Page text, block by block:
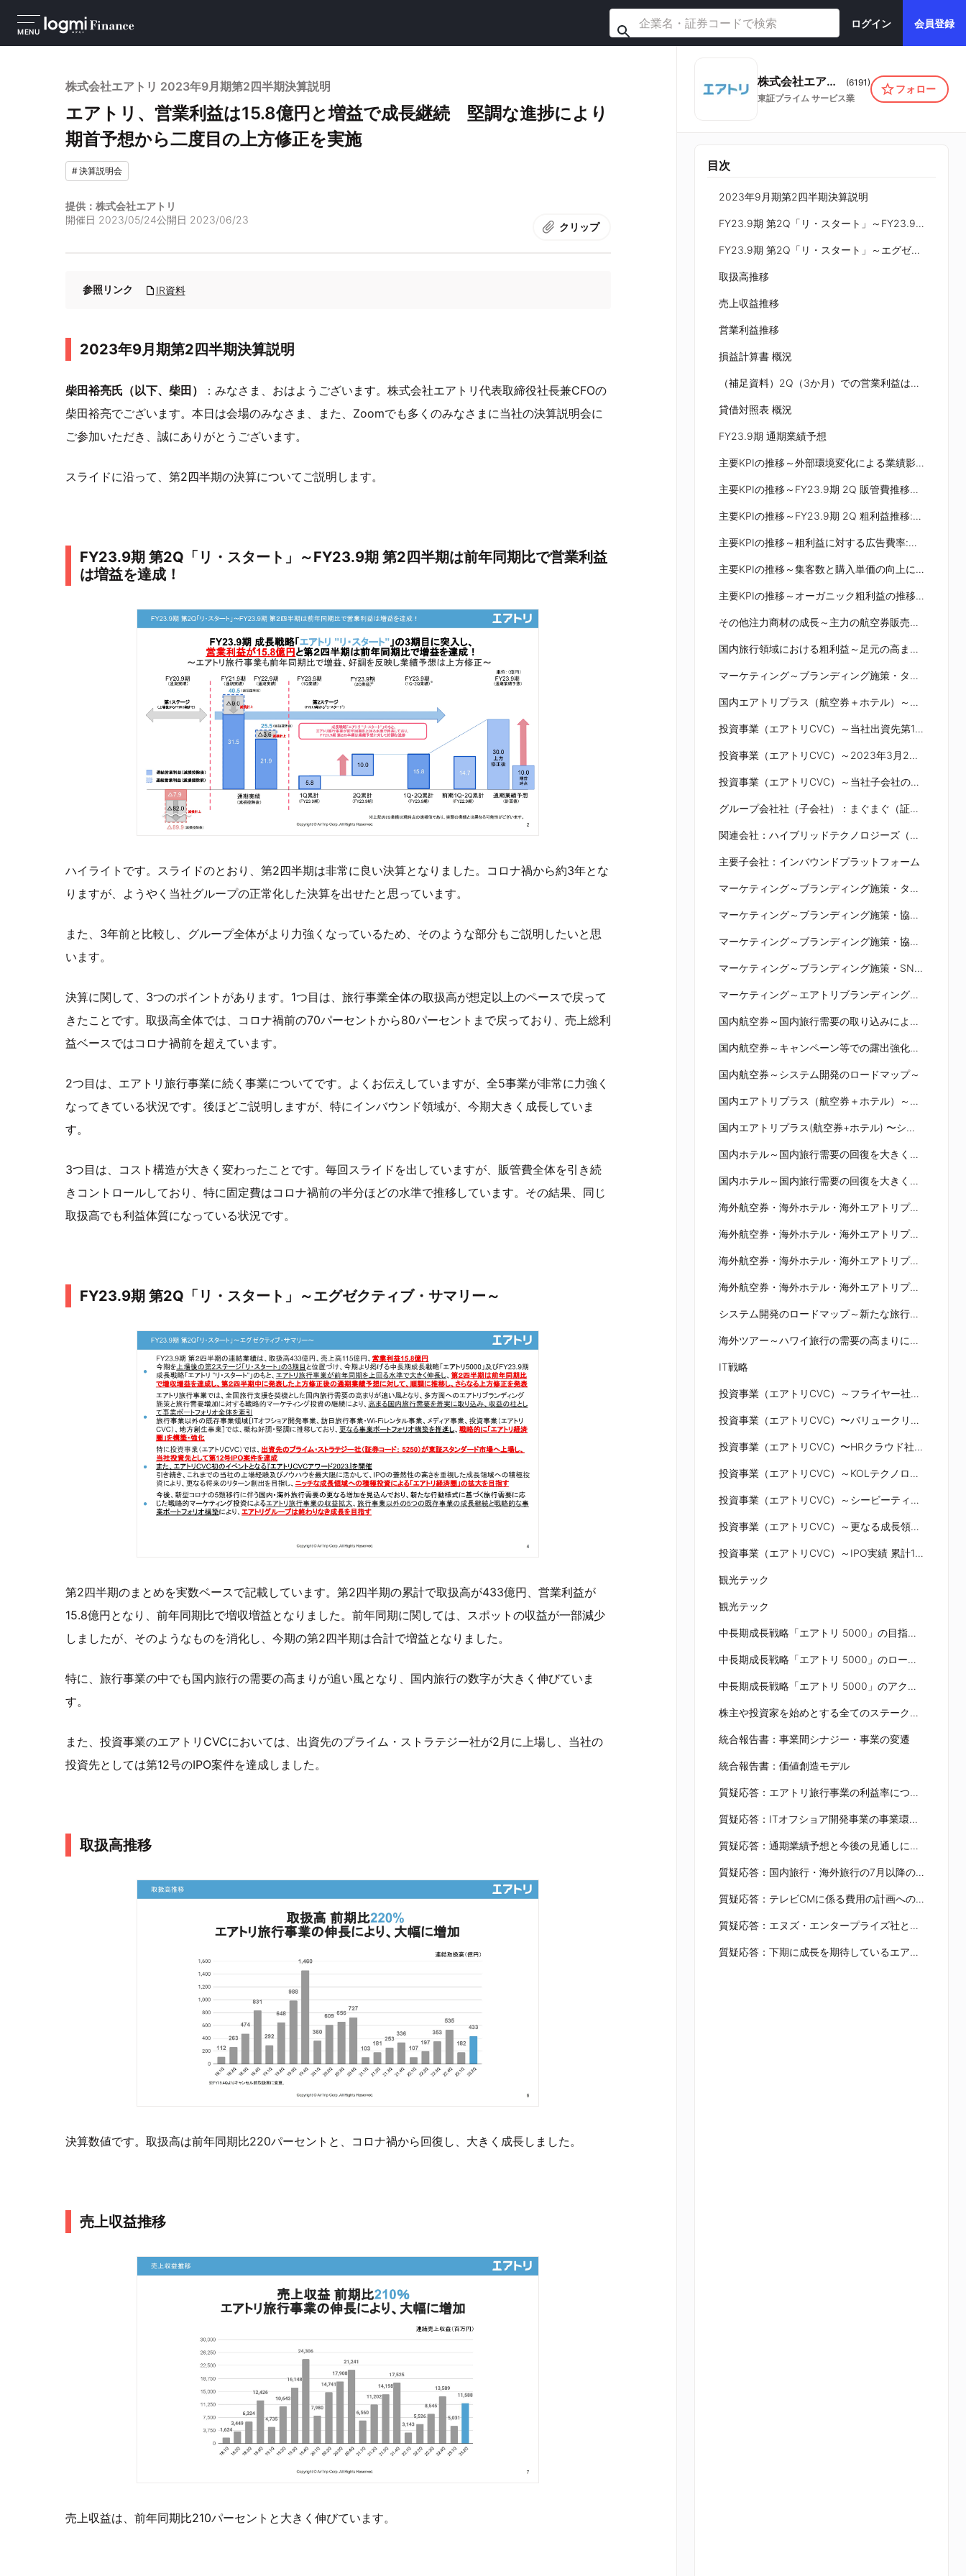
MENU
ログイン 会員登録
株式会社エアトリ 2023年9月期第2四半期決算説明
エアトリ、営業利益は15.8億円と増益で成長継続 堅調な進捗により
期首予想から二度目の上方修正を実施
#決算説明会
提供：株式会社エアトリ
開催日 2023/05/24公開日 2023/06/23
クリップ
参照リンク IR資料
2023年9月期第2四半期決算説明
柴田裕亮氏（以下、柴田）
：みなさま、おはようございます。株式会社エアトリ代表取締役社長兼CFOの
柴田裕亮でございます。本日は会場のみなさま、また、Zoomでも多くのみなさまに当社の決算説明会に
ご参加いただき、誠にありがとうございます。
スライドに沿って、第2四半期の決算についてご説明します。
FY23.9期 第2Q「リ・スタート」～FY23.9期 第2四半期は前年同期比で営業利益
は増益を達成！
ハイライトです。スライドのとおり、第2四半期は非常に良い決算となりました。コロナ禍から約3年とな
りますが、ようやく当社グループの正常化した決算を出せたと思っています。
また、3年前と比較し、グループ全体がより力強くなっているため、そのような部分もご説明したいと思
います。
決算に関して、3つのポイントがあります。1つ目は、旅行事業全体の取扱高が想定以上のペースで戻って
きたことです。取扱高全体では、コロナ禍前の70パーセントから80パーセントまで戻っており、売上総利
益ベースではコロナ禍前を超えています。
2つ目は、エアトリ旅行事業に続く事業についてです。よくお伝えしていますが、全5事業が非常に力強く
なってきている状況です。後ほどご説明しますが、特にインバウンド領域が、今期大きく成長していま
す。
3つ目は、コスト構造が大きく変わったことです。毎回スライドを出していますが、販管費全体を引き続
きコントロールしており、特に固定費はコロナ禍前の半分ほどの水準で推移しています。その結果、同じ
取扱高でも利益体質になっている状況です。
FY23.9期 第2Q「リ・スタート」～エグゼクティブ・サマリー～
第2四半期のまとめを実数ベースで記載しています。第2四半期の累計で取扱高が433億円、営業利益が
15.8億円となり、前年同期比で増収増益となりました。前年同期に関しては、スポットの収益が一部減少
しましたが、そのようなものを消化し、今期の第2四半期は合計で増益となりました。
特に、旅行事業の中でも国内旅行の需要の高まりが追い風となり、国内旅行の数字が大きく伸びていま
す。
また、投資事業のエアトリCVCにおいては、出資先のプライム・ストラテジー社が2月に上場し、当社の
投資先としては第12号のIPO案件を達成しました。
取扱高推移
決算数値です。取扱高は前年同期比220パーセントと、コロナ禍から回復し、大きく成長しました。
売上収益推移
売上収益は、前年同期比210パーセントと大きく伸びています。
株式会社エアトリ (6191)
東証プライム サービス業
フォロー
目次
2023年9月期第2四半期決算説明
FY23.9期 第2Q「リ・スタート」～FY23.9期 第2四半期は前年同期比で営業利益は増益を達成！
FY23.9期 第2Q「リ・スタート」～エグゼクティブ・サマリー～
取扱高推移
売上収益推移
営業利益推移
損益計算書 概況
（補足資料）2Q（3か月）での営業利益は過去最高を記録‼
貸借対照表 概況
FY23.9期 通期業績予想
主要KPIの推移～外部環境変化による業績影響
主要KPIの推移～FY23.9期 2Q 販管費推移：戦略的マーケティング投資とキャッシュアウトコストの最適化を推進
主要KPIの推移～FY23.9期 2Q 粗利益推移:国内旅行領域が事業ポートフォリオ全体を牽引し、過去最高水準の粗利益を達成！
主要KPIの推移～粗利益に対する広告費率:「広告投資フェーズ」に獲得した認知度を生かし「利益回収フェーズ」へ向けた戦略的広告投資を実行
主要KPIの推移～集客数と購入単価の向上により、クロスセル率の大幅向上を達成！
主要KPIの推移～オーガニック粗利益の推移：全国旅行支援や認知度の積み上げにより、過去最高水準を大幅更新！
その他注力商材の成長～主力の航空券販売がコロナ前水準まで回復し、更にその他注力商材は大幅成長
国内旅行領域における粗利益～足元の高まる旅行需要を獲得し、前年同期を大きく上回る水準を達成
マーケティング～ブランディング施策・タイムCM～
国内エアトリプラス（航空券＋ホテル）～継続的なサービス改善施策を実施～
投資事業（エアトリCVC）～当社出資先第12号IPO案件としてプライム・ストラテジー社が上場～
投資事業（エアトリCVC）～2023年3月2日(木)に『エアトリCVCアワード2023』を開催！～
投資事業（エアトリCVC）～当社子会社の株式会社エヌズ・エンタープライズとエアトリ CVC投資先の株式会社かんざしが経営統合～
グループ会社社（子会社）：まぐまぐ（証券コード: 4059）～戦略的投資を実行し、減益着地だが、中核人材採用と営業体制強化で増収増益を目指す～
関連会社：ハイブリッドテクノロジーズ（証券コード：4260）
主要子会社：インバウンドプラットフォーム
マーケティング～ブランディング施策・タイム CM～
マーケティング～ブランディング施策・協賛活動～
マーケティング～ブランディング施策・協賛活動～
マーケティング～ブランディング施策・SNS運用～
マーケティング～エアトリブランディング効果～
国内航空券～国内旅行需要の取り込みによる取扱高大幅向上～
国内航空券～キャンペーン等での露出強化により販売数を拡大～
国内航空券～システム開発のロードマップ～
国内エアトリプラス（航空券＋ホテル）～全国旅行支援延長によるニーズを取り込み、前期対比大幅成長～
国内エアトリプラス(航空券+ホテル) 〜システム開発のロードマップ〜
国内ホテル～国内旅行需要の回復を大きく取り込み、粗利・営業利益を着実に拡大～
国内ホテル～国内旅行需要の回復を大きく取り込み、粗利・営業利益を着実に拡大～
海外航空券・海外ホテル・海外エアトリプラス（航空券＋ホテル）～アフターコロナ時代の販売方法の検討～
海外航空券・海外ホテル・海外エアトリプラス（航空券＋ホテル）～アフターコロナ時代の販売方法の検討～
海外航空券・海外ホテル・海外エアトリプラス（航空券＋ホテル）～アフターコロナ時代の販売方法の検討～
海外航空券・海外ホテル・海外エアトリプラス（航空券＋ホテル）～アフターコロナ時代の販売方法の検討～
システム開発のロードマップ～新たな旅行需要獲得に向けたシステム開発を戦略的かつ迅速に推進～
海外ツアー～ハワイ旅行の需要の高まりに対し、ニーズに沿った商品強化・特別セール開催
IT戦略
投資事業（エアトリCVC）～フライヤー社との資本提携～
投資事業（エアトリCVC）〜バリュークリエーション社との資本業務提携～
投資事業（エアトリCVC）〜HRクラウド社との資本業務提携～
投資事業（エアトリCVC）～KOLテクノロジーズ社との資本業務提携～
投資事業（エアトリCVC）～シービーティー社との資本業務提携～
投資事業（エアトリCVC）～更なる成長領域への投資の継続～
投資事業（エアトリCVC）～IPO実績 累計12社達成～
観光テック
観光テック
中長期成長戦略「エアトリ 5000」の目指す姿～グループ連結取扱高 5,000億円達成に向けて、終わりなき成長を目指す
中長期成長戦略「エアトリ 5000」のロードマップ～非連続的な成長継続によりグループ連結取扱高 5,000億円を目指す
中長期成長戦略「エアトリ 5000」のアクションプラン
株主や投資家を始めとする全てのステークホルダーに向けて、 エアトリグループ初の統合報告書を公開！
統合報告書：事業間シナジー・事業の変遷
統合報告書：価値創造モデル
質疑応答：エアトリ旅行事業の利益率について
質疑応答：ITオフショア開発事業の事業環境について
質疑応答：通期業績予想と今後の見通しについて
質疑応答：国内旅行・海外旅行の7月以降の粗利益の見通しについて
質疑応答：テレビCMに係る費用の計画への織り込みと今後の広告の方針について
質疑応答：エヌズ・エンタープライズ社とかんざし社のシナジーと今後の成長への期待について
質疑応答：下期に成長を期待しているエアトリ旅行事業の分野について